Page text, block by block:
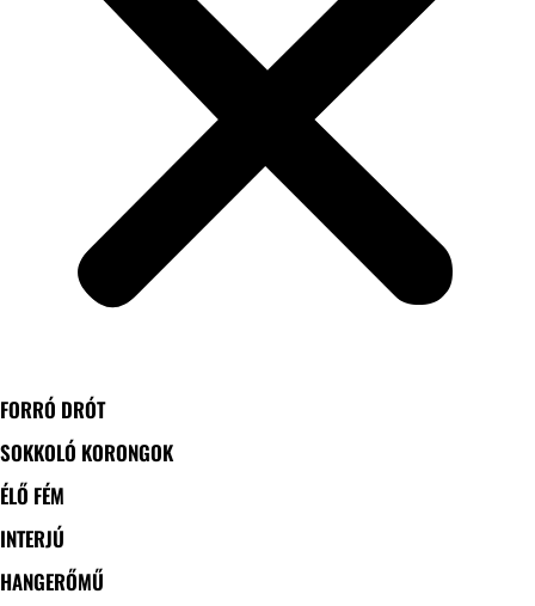
FORRÓ DRÓT
SOKKOLÓ KORONGOK
ÉLŐ FÉM
INTERJÚ
HANGERŐMŰ